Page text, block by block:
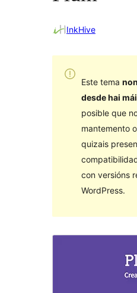
InkHive
Este tema
desde hai
posible que
mantemento
quizais
con versións
WordPress.